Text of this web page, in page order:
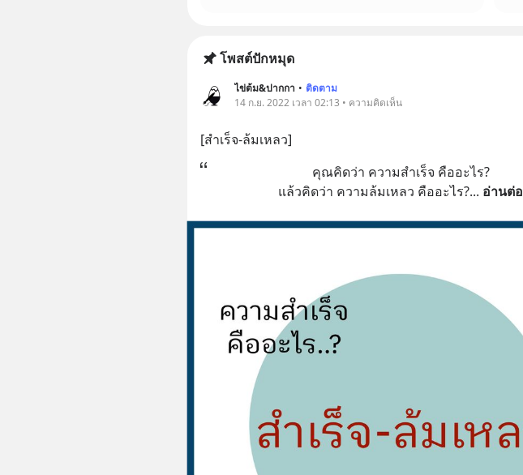
โพสต์ปักหมุด
ไข่ต้ม&ปากกา • ติดตาม
14 ก.ย. 2022 เวลา 02:13 • ความคิดเห็น
[สำเร็จ-ล้มเหลว]
คุณคิดว่า ความสำเร็จ คืออะไร?
แล้วคิดว่า ความล้มเหลว คืออะไร?... อ่านต่อ